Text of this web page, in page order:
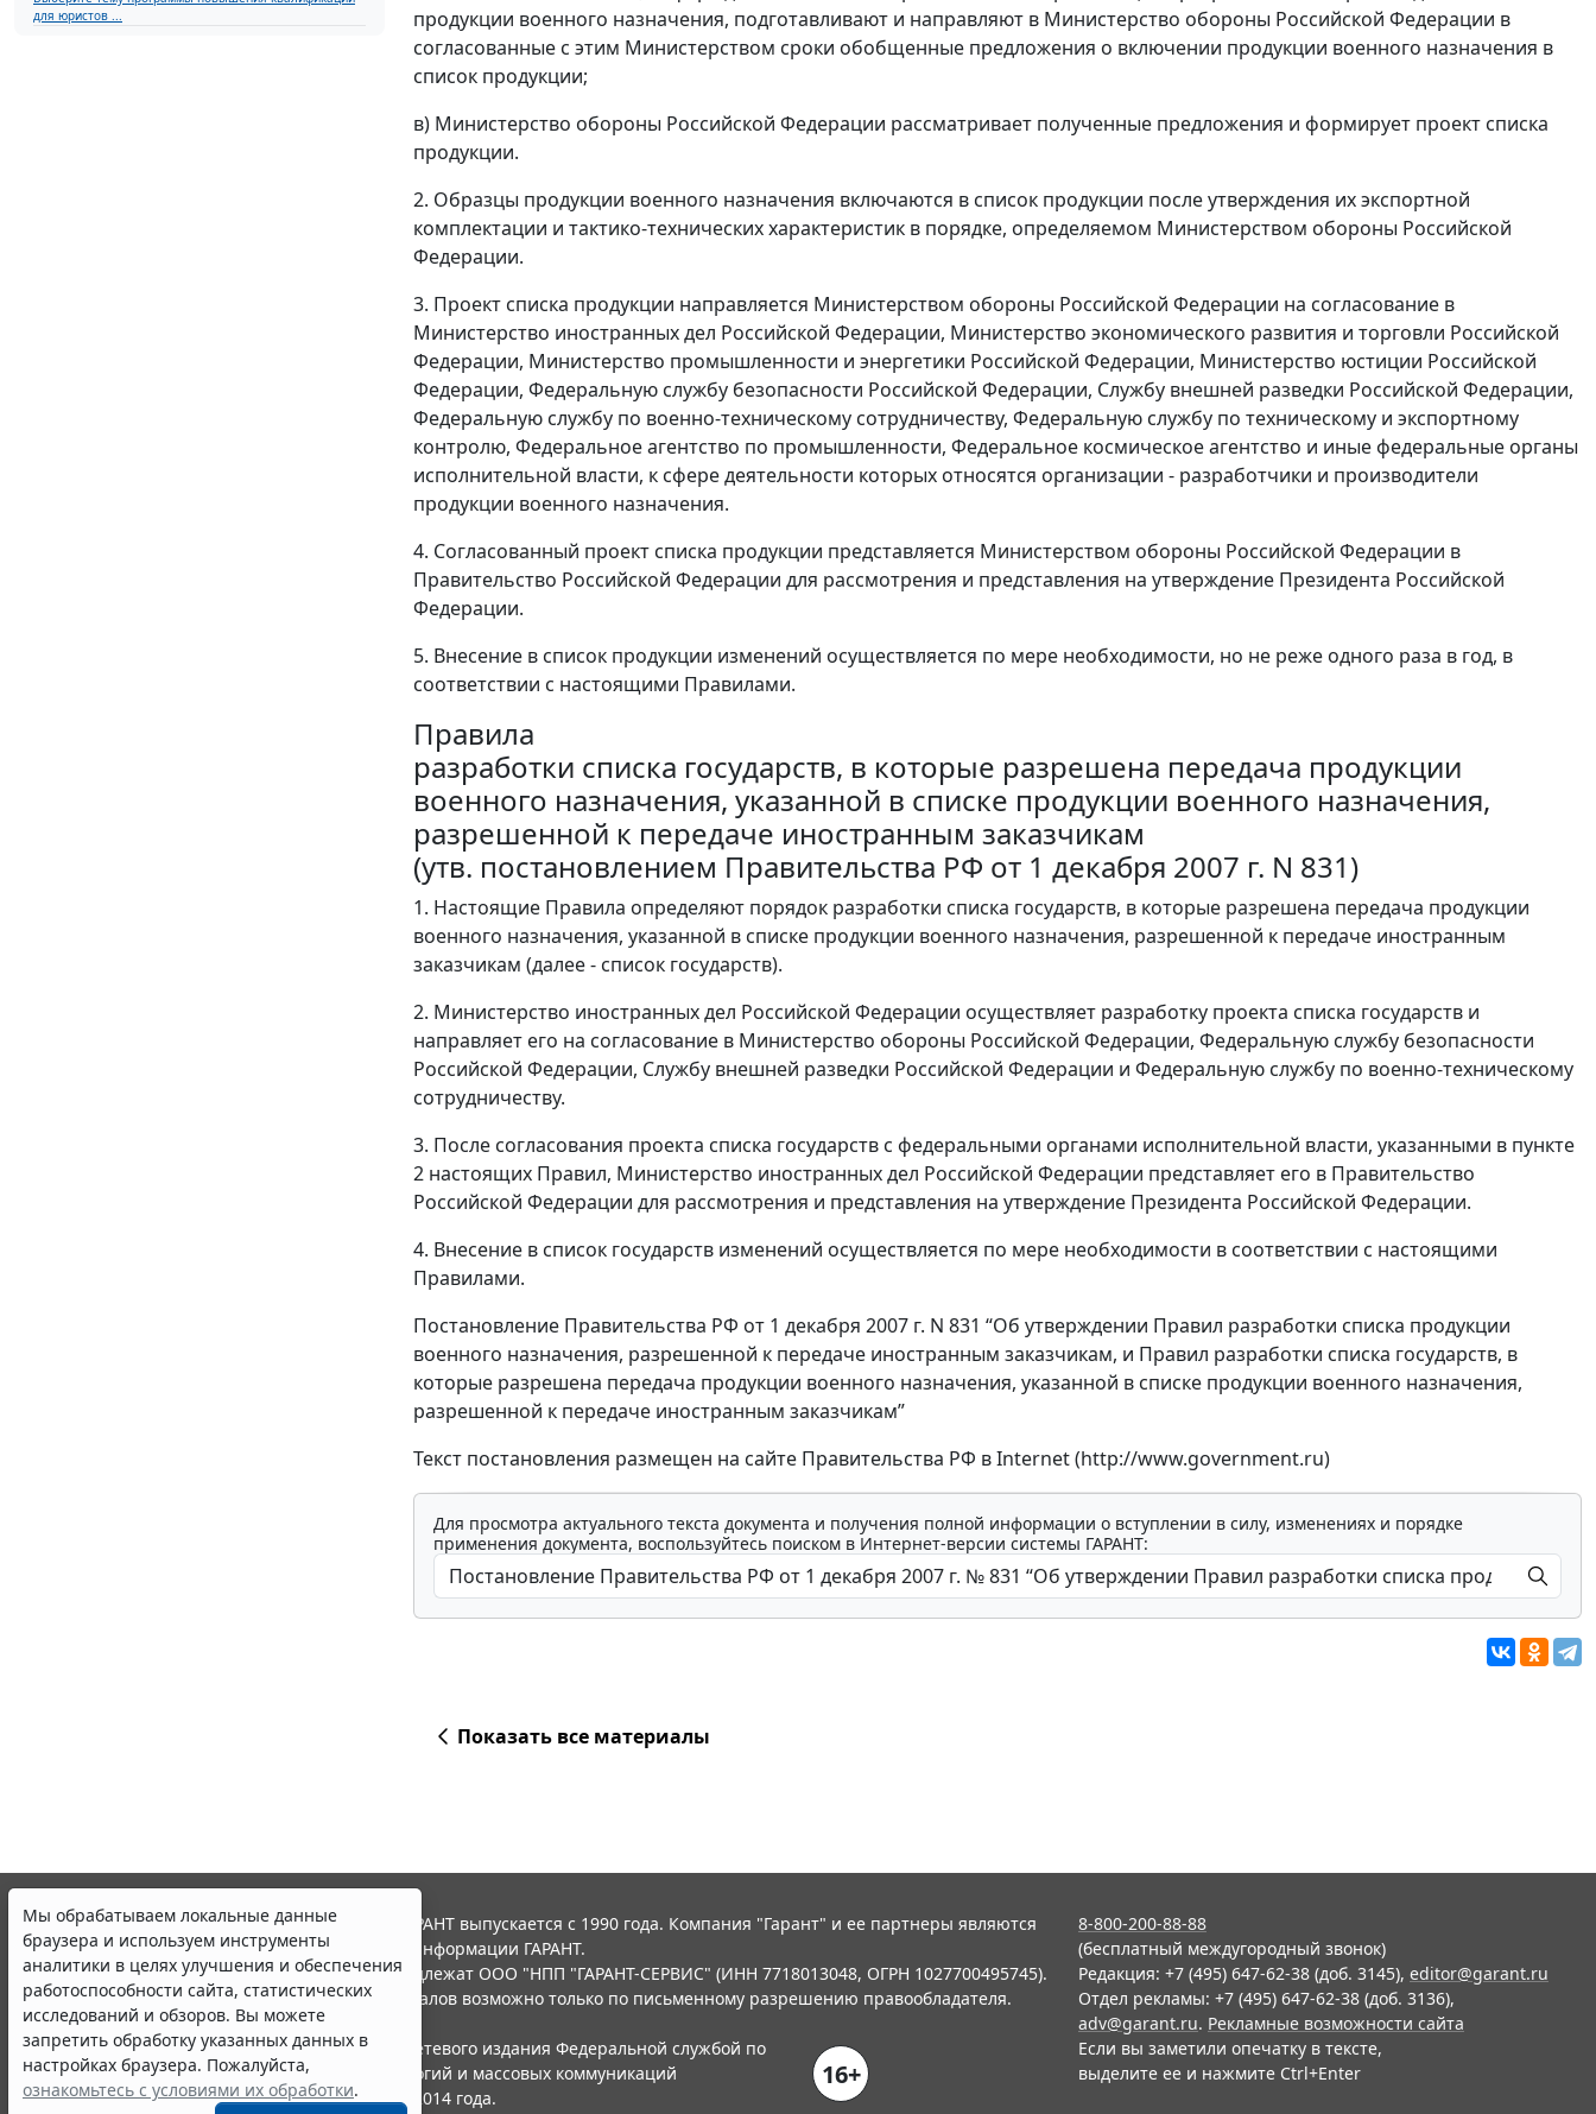
для юристов ...
продукции военного назначения, подготавливают и направляют в Министерство обороны Российской Федерации в
согласованные с этим Министерством сроки обобщенные предложения о включении продукции военного назначения в
список продукции;
в) Министерство обороны Российской Федерации рассматривает полученные предложения и формирует проект списка
продукции.
2. Образцы продукции военного назначения включаются в список продукции после утверждения их экспортной
комплектации и тактико-технических характеристик в порядке, определяемом Министерством обороны Российской
Федерации.
3. Проект списка продукции направляется Министерством обороны Российской Федерации на согласование в
Министерство иностранных дел Российской Федерации, Министерство экономического развития и торговли Российской
Федерации, Министерство промышленности и энергетики Российской Федерации, Министерство юстиции Российской
Федерации, Федеральную службу безопасности Российской Федерации, Службу внешней разведки Российской Федерации,
Федеральную службу по военно-техническому сотрудничеству, Федеральную службу по техническому и экспортному
контролю, Федеральное агентство по промышленности, Федеральное космическое агентство и иные федеральные органы
исполнительной власти, к сфере деятельности которых относятся организации - разработчики и производители
продукции военного назначения.
4. Согласованный проект списка продукции представляется Министерством обороны Российской Федерации в
Правительство Российской Федерации для рассмотрения и представления на утверждение Президента Российской
Федерации.
5. Внесение в список продукции изменений осуществляется по мере необходимости, но не реже одного раза в год, в
соответствии с настоящими Правилами.
Правила
разработки списка государств, в которые разрешена передача продукции
военного назначения, указанной в списке продукции военного назначения,
разрешенной к передаче иностранным заказчикам
(утв. постановлением Правительства РФ от 1 декабря 2007 г. N 831)
1. Настоящие Правила определяют порядок разработки списка государств, в которые разрешена передача продукции
военного назначения, указанной в списке продукции военного назначения, разрешенной к передаче иностранным
заказчикам (далее - список государств).
2. Министерство иностранных дел Российской Федерации осуществляет разработку проекта списка государств и
направляет его на согласование в Министерство обороны Российской Федерации, Федеральную службу безопасности
Российской Федерации, Службу внешней разведки Российской Федерации и Федеральную службу по военно-техническому
сотрудничеству.
3. После согласования проекта списка государств с федеральными органами исполнительной власти, указанными в пункте
2 настоящих Правил, Министерство иностранных дел Российской Федерации представляет его в Правительство
Российской Федерации для рассмотрения и представления на утверждение Президента Российской Федерации.
4. Внесение в список государств изменений осуществляется по мере необходимости в соответствии с настоящими
Правилами.
Постановление Правительства РФ от 1 декабря 2007 г. N 831 “Об утверждении Правил разработки списка продукции
военного назначения, разрешенной к передаче иностранным заказчикам, и Правил разработки списка государств, в
которые разрешена передача продукции военного назначения, указанной в списке продукции военного назначения,
разрешенной к передаче иностранным заказчикам”
Текст постановления размещен на сайте Правительства РФ в Internet (http://www.government.ru)
Для просмотра актуального текста документа и получения полной информации о вступлении в силу, изменениях и порядке
применения документа, воспользуйтесь поиском в Интернет-версии системы ГАРАНТ:
Показать все материалы
Мы обрабатываем локальные данные
браузера и используем инструменты
аналитики в целях улучшения и обеспечения
работоспособности сайта, статистических
исследований и обзоров. Вы можете
запретить обработку указанных данных в
настройках браузера. Пожалуйста,
ознакомьтесь с условиями их обработки.
© ООО "НПП "ГАРАНТ-СЕРВИС", 2026. Система ГАРАНТ выпускается с 1990 года. Компания "Гарант" и ее партнеры являются
участниками Российской ассоциации правовой информации ГАРАНТ.
Все права на материалы сайта ГАРАНТ.РУ принадлежат ООО "НПП "ГАРАНТ-СЕРВИС" (ИНН 7718013048, ОГРН 1027700495745).
Полное или частичное воспроизведение материалов возможно только по письменному разрешению правообладателя.
Правила использования портала.
Портал ГАРАНТ.РУ зарегистрирован в качестве сетевого издания Федеральной службой по
надзору в сфере связи,информационных технологий и массовых коммуникаций
(Роскомнадзором), Эл № ФС77-58365 от 18 июня 2014 года.
16+
8-800-200-88-88
(бесплатный междугородный звонок)
Редакция: +7 (495) 647-62-38 (доб. 3145), editor@garant.ru
Отдел рекламы: +7 (495) 647-62-38 (доб. 3136),
adv@garant.ru. Рекламные возможности сайта
Если вы заметили опечатку в тексте,
выделите ее и нажмите Ctrl+Enter